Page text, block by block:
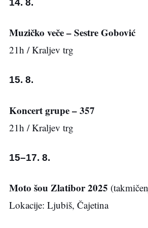
14. 8.
Muzičko veče – Sestre Gobović
21h / Kraljev trg
15. 8.
Koncert grupe – 357
21h / Kraljev trg
15–17. 8.
Moto šou Zlatibor 2025
Lokacije: Ljubiš, Čajetina